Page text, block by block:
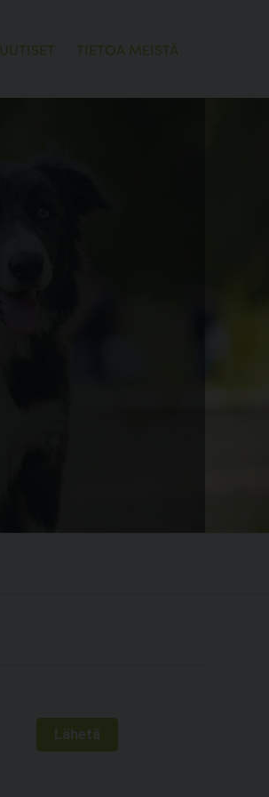
UUTISET TIETOA MEISTÄ